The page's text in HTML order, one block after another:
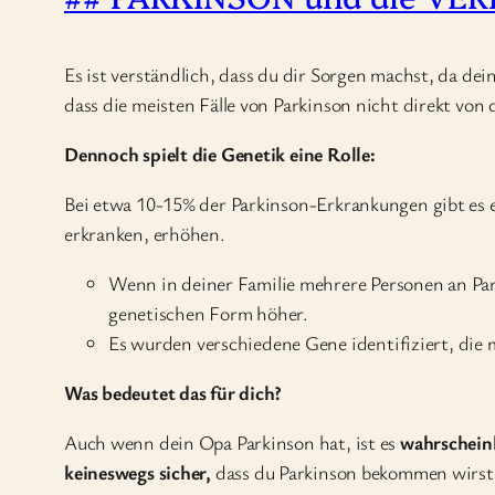
Es ist verständlich, dass du dir Sorgen machst, da
dass die meisten Fälle von Parkinson nicht direkt
Dennoch spielt die Genetik eine Rolle:
Bei etwa 10-15% der Parkinson-Erkrankungen gibt es
erkranken, erhöhen.
Wenn in deiner Familie mehrere Personen an
genetischen Form höher.
Es wurden verschiedene Gene identifiziert,
Was bedeutet das für dich?
Auch wenn dein Opa Parkinson hat, ist es
keineswegs sicher, dass du Parkinson bekommen